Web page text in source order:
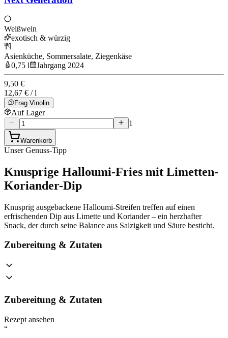
Weißwein
exotisch & würzig
Asienküche, Sommersalate, Ziegenkäse
0,75 l
Jahrgang 2024
9,50 €
12,67 € / l
Frag Vinolin
Auf Lager
1
Warenkorb
Unser Genuss-Tipp
Knusprige Halloumi-Fries mit Limetten-
Koriander-Dip
Knusprig ausgebackene Halloumi-Streifen treffen auf einen
erfrischenden Dip aus Limette und Koriander – ein herzhafter
Snack, der durch seine Balance aus Salzigkeit und Säure besticht.
Zubereitung & Zutaten
Zubereitung & Zutaten
Rezept ansehen
“